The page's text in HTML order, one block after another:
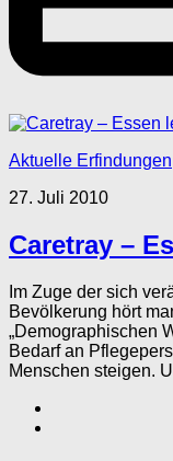
Aktuelle Erfindungen
27. Juli 2010
Caretray –
Im Zuge der sich
Bevölkerung hört
„Demographischen
Bedarf an
Menschen steigen.